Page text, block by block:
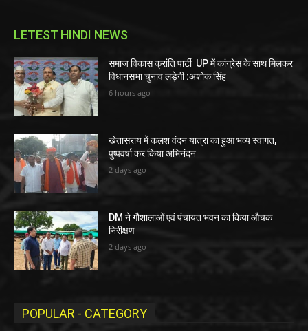
LETEST HINDI NEWS
समाज विकास क्रांति पार्टी UP में कांग्रेस के साथ मिलकर
विधानसभा चुनाव लड़ेगी :अशोक सिंह
6 hours ago
खेतासराय में कलश वंदन यात्रा का हुआ भव्य स्वागत,
पुष्पवर्षा कर किया अभिनंदन
2 days ago
DM ने गौशालाओं एवं पंचायत भवन का किया औचक
निरीक्षण
2 days ago
POPULAR - CATEGORY